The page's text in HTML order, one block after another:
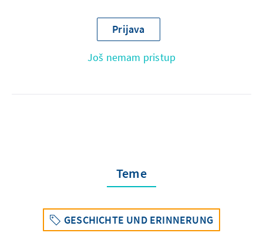
Prijava
Još nemam pristup
Teme
GESCHICHTE UND ERINNERUNG